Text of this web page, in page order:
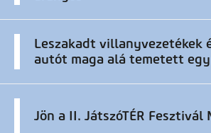
Leszakadt villanyvezetékek
autót maga alá temetett
Jön a II. JátszóTÉR Fesztivál